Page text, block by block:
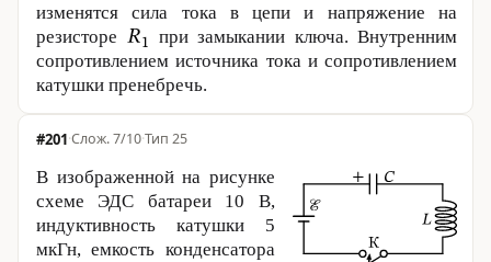
изменятся сила тока в цепи и напряжение на
резисторе
при замыкании ключа. Внутренним
сопротивлением источника тока и сопротивлением
катушки пре­не­бречь.
#201· 7/10·Тип 25
В изображенной на рисунке
схеме ЭДС батареи 10 В,
индуктивность катушки 5
мкГн, емкость конденсатора